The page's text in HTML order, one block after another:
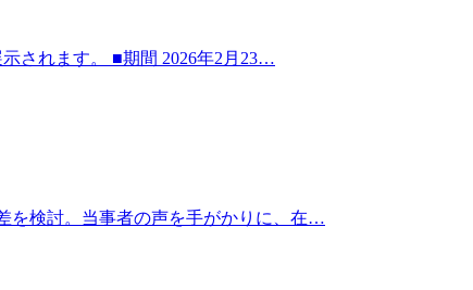
されます。 ■期間 2026年2月23…
を検討。当事者の声を手がかりに、在…